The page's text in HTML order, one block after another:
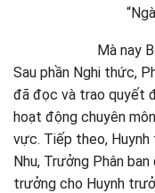
Mà nay
Sau phần Nghi thức,
đã đọc và trao quyết
hoạt động chuyên
vực. Tiếp theo,
Nhu, Trưởng Phân
trưởng cho Huynh